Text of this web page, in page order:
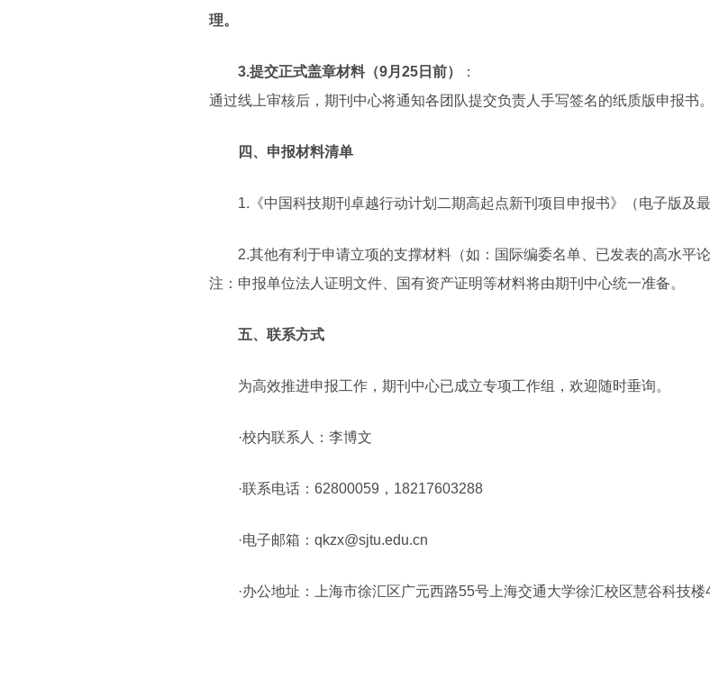
理。
3.提交正式盖章材料（9月25日前）
：
通过线上审核后，期刊中心将通知各团队提交负责人手写签名的纸质版申报书
四、申报材料清单
1.《中国科技期刊卓越行动计划二期高起点新刊项目申报书》（电子版及
2.其他有利于申请立项的支撑材料（如：国际编委名单、已发表的高水平
注：申报单位法人证明文件、国有资产证明等材料将由期刊中心统一准备。
五、联系方式
为高效推进申报工作，期刊中心已成立专项工作组，欢迎随时垂询。
·校内联系人：李博文
·联系电话：62800059，18217603288
·电子邮箱： qkzx@sjtu.edu.cn
·办公地址：上海市徐汇区广元西路55号上海交通大学徐汇校区慧谷科技楼